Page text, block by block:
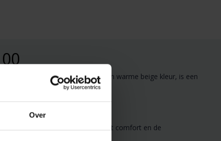
Over
met zijn subtiele strepen en warme beige kleur, is een
deze handdoek biedt u het comfort en de